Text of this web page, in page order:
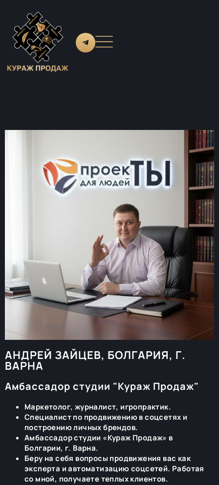
АНДРЕЙ ЗАЙЦЕВ, БОЛГАРИЯ, Г.
ВАРНА
Амбассадор студии "Кураж Продаж"
Маркетолог, журналист, игропрактик.
Специалист по продвижению в соцсетях и
построению личных брендов.
Амбассадор студии «Кураж Продаж» в
Болгарии, г. Варна.
Беру на себя вопросы продвижения вас как
эксперта и автоматизацию соцсетей. Работая
со мной, получаете теплых клиентов.